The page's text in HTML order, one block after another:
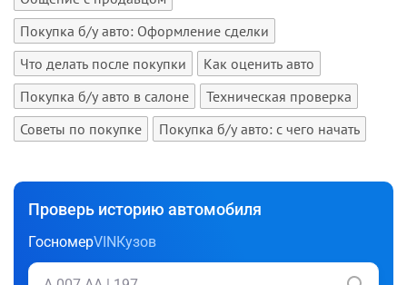
Покупка б/у авто: Оформление сделки
Что делать после покупки
Как оценить авто
Покупка б/у авто в салоне
Техническая проверка
Советы по покупке
Покупка б/у авто: с чего начать
Проверь историю автомобиля
ГосномерVIN Кузов